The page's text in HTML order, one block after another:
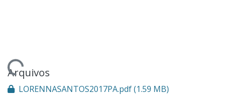
Arquivos
LORENNASANTOS2017PA.pdf(1.59 MB)